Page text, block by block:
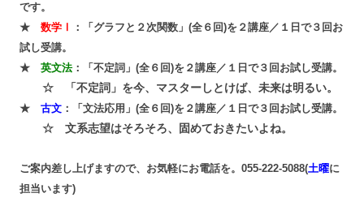
です。
★ 数学Ⅰ
：「グラフと２次関数」(全６回)を２講座／１日で３回お
試し受講。
★ 英文法：「不定詞」(全６回)を２講座／１日で３回お試し受講。
☆ 「不定詞」を今、マスターしとけば、未来は明るい。
★ 古文 ：「文法応用」(全６回)を２講座／１日で３回お試し受講。
☆ 文系志望はそろそろ、固めておきたいよね。
ご案内差し上げますので、お気軽にお電話を。055-222-5088(土曜に
担当います)